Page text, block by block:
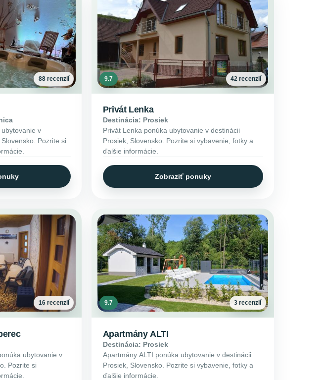
88 recenzií
v
Pozrite si
9.7 42 recenzií
Privát Lenka
Destinácia: Prosiek
Privát Lenka ponúka ubytovanie v destinácii
Prosiek, Slovensko. Pozrite si vybavenie, fotky a
ďalšie informácie.
Zobraziť ponuky
16 recenzií
ubytovanie v
Pozrite si
9.7 3 recenzií
Apartmány ALTI
Destinácia: Prosiek
Apartmány ALTI ponúka ubytovanie v destinácii
Prosiek, Slovensko. Pozrite si vybavenie, fotky a
ďalšie informácie.